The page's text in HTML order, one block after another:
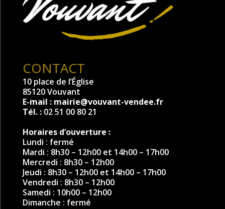
CONTACT
10 place de l’Église
85120 Vouvant
E-mail : mairie@vouvant-vendee.fr
Tél. : 02 51 00 80 21
Horaires d’ouverture :
Lundi : fermé
Mardi : 8h30 – 12h00 et 14h00 – 17h00
Mercredi : 8h30 – 12h00
Jeudi : 8h30 – 12h00 et 14h00 – 17h00
Vendredi : 8h30 – 12h00
Samedi : 10h00 – 12h00
Dimanche : fermé